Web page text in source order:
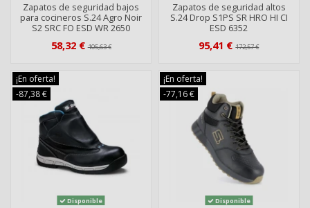
Zapatos de seguridad bajos
para cocineros S.24 Agro Noir
S2 SRC FO ESD WR 2650
58,32 €105,63 €
Zapatos de seguridad altos
S.24 Drop S1PS SR HRO HI CI
ESD 6352
95,41 €172,57 €
¡En oferta!
-87,38 €
Disponible
¡En oferta!
-77,16 €
Disponible